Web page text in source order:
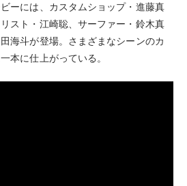
ーには、カスタムショップ・進藤真
スト・江崎聡、サーファー・鈴木真
海斗が登場。さまざまなシーンのカ
本に仕上がっている。